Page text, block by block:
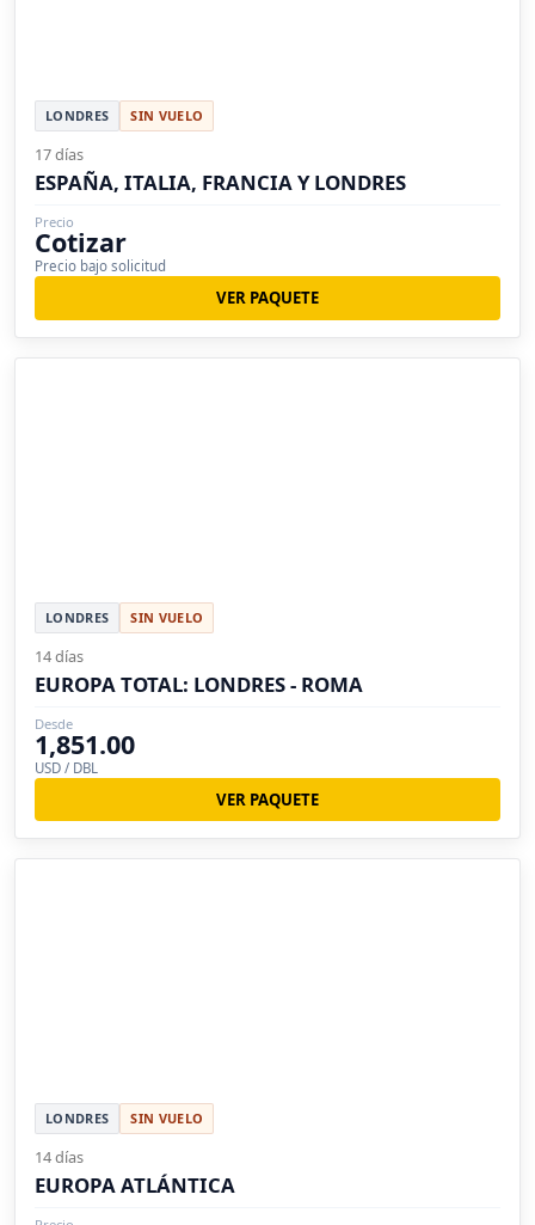
LONDRES SIN VUELO
17 días
ESPAÑA, ITALIA, FRANCIA Y LONDRES
Precio
Cotizar
Precio bajo solicitud
VER PAQUETE
LONDRES SIN VUELO
14 días
EUROPA TOTAL: LONDRES - ROMA
Desde
1,851.00
USD / DBL
VER PAQUETE
LONDRES SIN VUELO
14 días
EUROPA ATLÁNTICA